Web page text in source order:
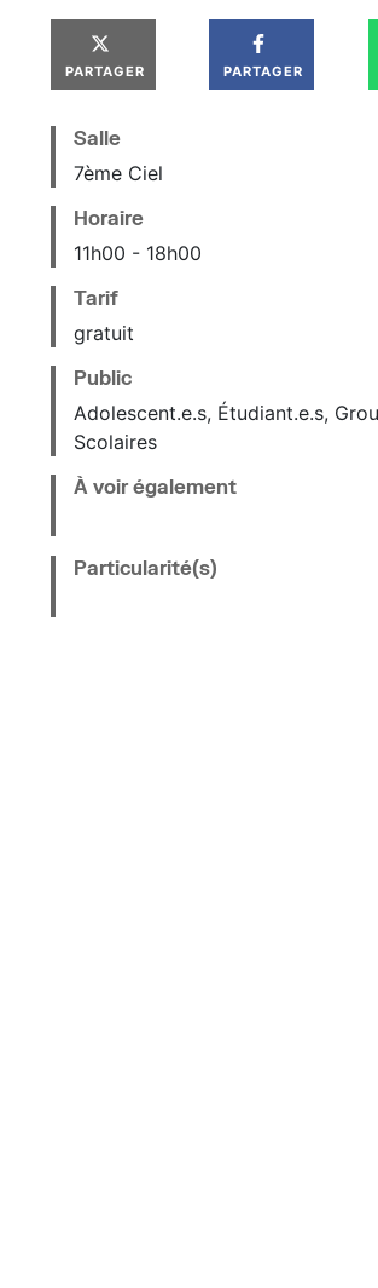
PARTAGER PARTAGER
Salle
7ème Ciel
Horaire
11h00 18h00
Tarif
gratuit
Public
Adolescent.e.s, Étudiant.e.s,
Scolaires
À voir également
Particularité(s)